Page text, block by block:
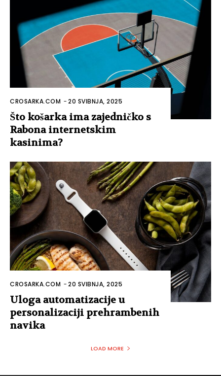
CROSARKA.COM -20 SVIBNJA, 2025
Što košarka ima zajedničko s
Rabona internetskim
kasinima?
CROSARKA.COM -20 SVIBNJA, 2025
Uloga automatizacije u
personalizaciji prehrambenih
navika
LOAD MORE